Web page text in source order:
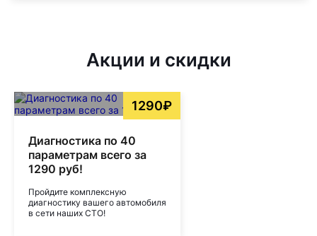
Акции и скидки
1290₽
Диагностика по 40
параметрам всего за
1290 руб!
Пройдите комплексную
диагностику вашего автомобиля
в сети наших СТО!